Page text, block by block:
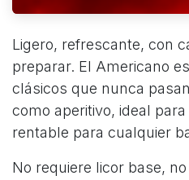
Ligero, refrescante, con
preparar. El Americano
clásicos que nunca
como aperitivo, ideal
rentable para cualquier
No requiere licor base,